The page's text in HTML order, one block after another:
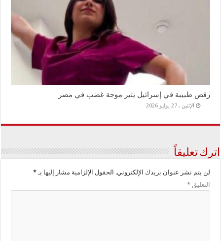
رقص طبيبة في إسرائيل يثير موجة غضب في مصر
الإثنين , 27 يوليو 2026
اترك تعليقاً
لن يتم نشر عنوان بريدك الإلكتروني. الحقول الإلزامية مشار إليها بـ*
التعليق*